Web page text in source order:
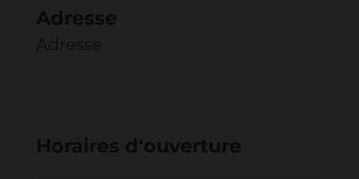
Adresse
Adresse
Horaires d'ouverture